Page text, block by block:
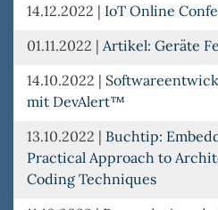
14.12.2022 | IoT Online
01.11.2022 | Artikel: Geräte
14.10.2022 |
mit DevAlert™
13.10.2022 | Buchtip:
Practical Approach to
Coding Techniques